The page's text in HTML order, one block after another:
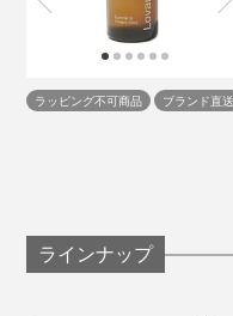
ァのものと思っていま
るのを実感。私のなか
オイルのついたタ
を避け、自然乾燥
ラッピング不可商品 ブランド直送
ラインナップ